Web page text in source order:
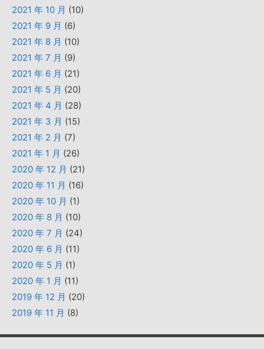
2021 年 10 月 (10)
2021 年 9 月 (6)
2021 年 8 月 (10)
2021 年 7 月 (9)
2021 年 6 月 (21)
2021 年 5 月 (20)
2021 年 4 月 (28)
2021 年 3 月 (15)
2021 年 2 月 (7)
2021 年 1 月 (26)
2020 年 12 月 (21)
2020 年 11 月 (16)
2020 年 10 月 (1)
2020 年 8 月 (10)
2020 年 7 月 (24)
2020 年 6 月 (11)
2020 年 5 月 (1)
2020 年 1 月 (11)
2019 年 12 月 (20)
2019 年 11 月 (8)